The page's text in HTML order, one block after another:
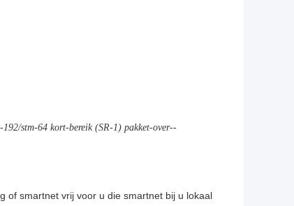
stm-64 kort-bereik (SR-1) pakket-over--
of smartnet vrij voor u die smartnet bij u lokaal